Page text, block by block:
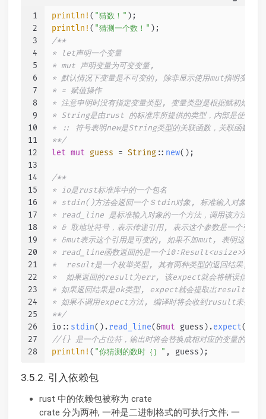
1
2
3
4
5
6
7
8
9
10
11
12
13
14
15
16
17
18
19
20
21
22
23
24
25
26
27
28
println! ( "猜数！" );
println! ( "猜测一个数！" );
/**
* let声明一个变量
* mut 声明变量为可变变量,
* 默认情况下变量是不可变的, 除非显示使用mut指明变量为
* = 赋值操作
* 注意申明时没有指定变量类型, 变量类型是根据赋初始值时
* String是由rust 的标准库所提供的类型，内部是使用
* :: 符号表明new是String类型的关联函数，关联函数相当
**/
let mut guess = String:: new();
/**
* io是rust标准库中的一个包名
* stdin()方法会返回一个Ｓtdin对象, 标准输入对象
* read_line 是标准输入对象的一个方法，调用该方法时，
* & 取地址符号，表示传递引用, 表示这个参数是一个引用
* &mut表示这个引用是可变的, 如果不加mut, 表明这个引
* read_line函数返回的是一个i0:Result<usize>对象
*  result是一个枚举类型, 其有两种类型的返回结果, 一
*  如果返回的result为err, 该expect就会将错误信息输
* 如果返回结果是ok类型, expect就会提取出result中附加
* 如果不调用expect方法, 编译时将会收到rusult未被使用
**/
io:: stdin().read_line(&mut guess).expect(
//{} 是一个占位符，输出时将会替换成相对应的变量的值
println! ( "你猜测的数时｛｝" , guess);
3.5.2. 引入依赖包
rust 中的依赖包被称为 crate
crate 分为两种, 一种是二进制格式的可执行文件; 一